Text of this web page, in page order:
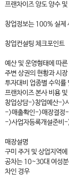
프랜차이즈 양도 양수
창업정보는 100% 실제
창업컨설팅 체크포인트
예산 및 운영형태에 따른
주변 상권의 현황과 시장
투자대비 업종별 수익률
프랜차이즈 본사 비용
창업상담->창업예산->
->매출확인->매장결정
->사업자등록개설준비-
매장설명
구미 주거 및 상업지역
공차는 10~30대 여성분
차인 경우